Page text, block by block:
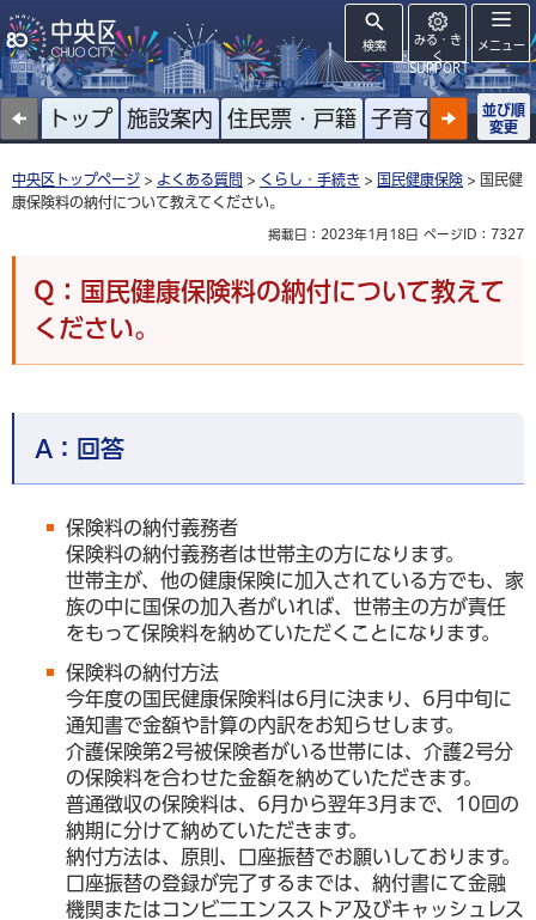
検索
みる・き
く
SUPPORT
メニュー
トップ 施設案内 住民票・戸籍 子育て 高齢者
並び順
変更
中央区トップページ > よくある質問 > くらし・手続き > 国民健康保険 > 国民健
康保険料の納付について教えてください。
掲載日：2023年1月18日 ページID：7327
Q：国民健康保険料の納付について教えて
ください。
A： 回答
保険料の納付義務者
保険料の納付義務者は世帯主の方になります。
世帯主が、他の健康保険に加入されている方でも、家
族の中に国保の加入者がいれば、世帯主の方が責任
をもって保険料を納めていただくことになります。
保険料の納付方法
今年度の国民健康保険料は6月に決まり、6月中旬に
通知書で金額や計算の内訳をお知らせします。
介護保険第2号被保険者がいる世帯には、介護2号分
の保険料を合わせた金額を納めていただきます。
普通徴収の保険料は、6月から翌年3月まで、10回の
納期に分けて納めていただきます。
納付方法は、原則、口座振替でお願いしております。
口座振替の登録が完了するまでは、納付書にて金融
機関またはコンビ二エンスストア及びキャッシュレス